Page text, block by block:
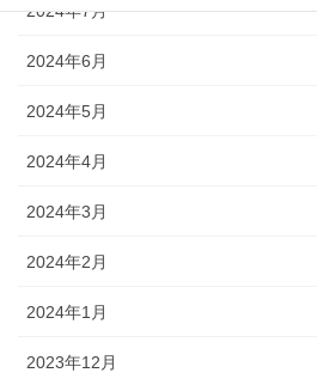
2024年7月
2024年6月
2024年5月
2024年4月
2024年3月
2024年2月
2024年1月
2023年12月